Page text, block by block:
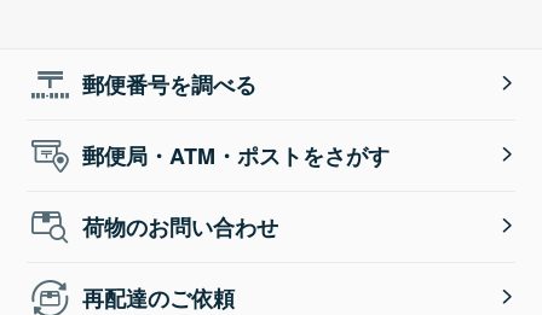
郵便番号を調べる
郵便局・ATM・ポストをさがす
荷物のお問い合わせ
再配達のご依頼